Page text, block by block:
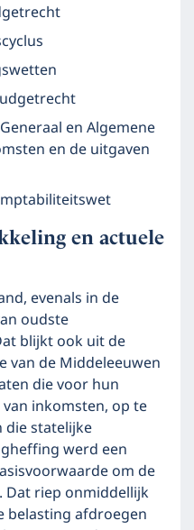
en Algemene
en de uitgaven
en actuele
evenals in de
oudste
blijkt ook uit de
van de Middeleeuwen
die voor hun
inkomsten, op te
die statelijke
werd een
om de
riep onmiddellijk
belasting afdroegen